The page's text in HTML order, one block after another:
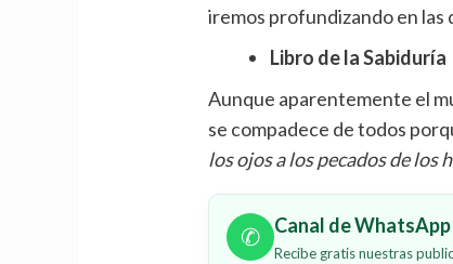
iremos profundizando en
Libro de la Sabiduría
Aunque aparentemente el
se compadece de todos
los ojos a los pecados de los
✆ Canal de
Recibe gratis nuestras